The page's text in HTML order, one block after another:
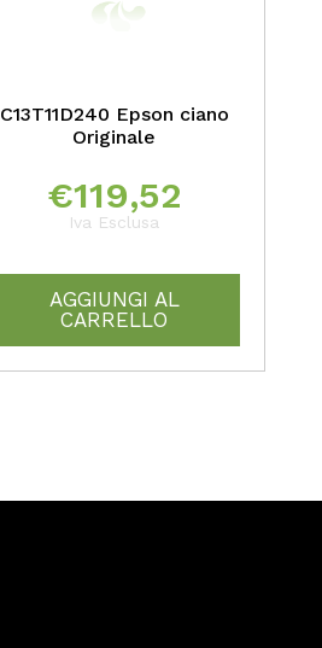
C13T11D240 Epson ciano
Originale
€119,52
Iva Esclusa
AGGIUNGI AL
CARRELLO